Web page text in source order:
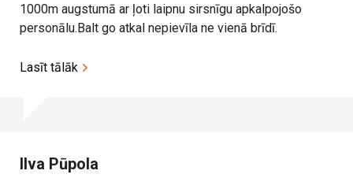
1000m augstumā ar ļoti laipnu sirsnīgu apkalpojošo
personālu.Balt go atkal nepievīla ne vienā brīdī.
Lasīt tālāk
Ilva Pūpola